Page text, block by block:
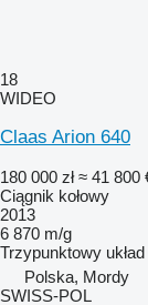
18
WIDEO
Claas Arion 640
180 000 zł ≈ 41 800
Ciągnik kołowy
2013
6 870 m/g
Trzypunktowy
Polska, Mordy
SWISS-POL